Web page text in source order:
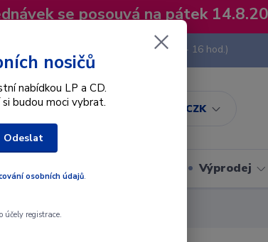
se posouvá na pátek
CZK
Hledat
(Po-Pá, 8 - 16 hod.)
Dárkové poukazy Výprodej
nosičů
nabídkou LP a CD.
budou moci vybrat.
Odeslat
osobních údajů.
účely registrace.